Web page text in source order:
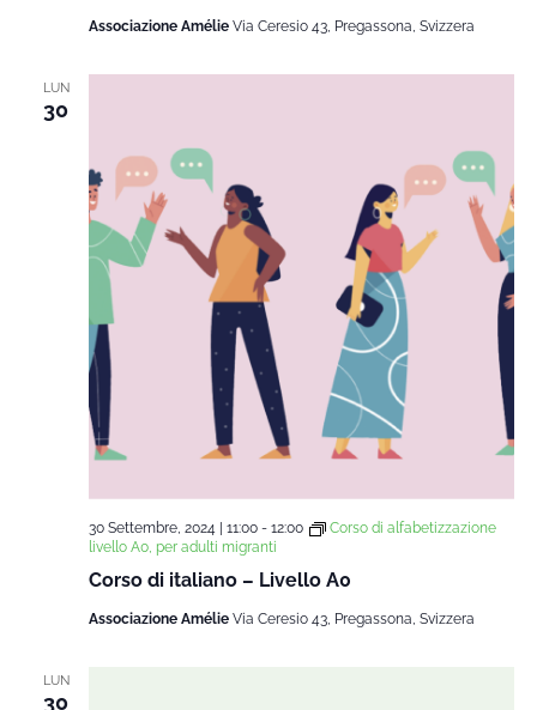
Associazione Amélie Via Ceresio 43, Pregassona, Svizzera
LUN
30
Corso di italiano – Livello A0
30 Settembre, 2024 | 11:00- 12:00
Corso di alfabetizzazione
livello A0, per adulti migranti
Associazione Amélie Via Ceresio 43, Pregassona, Svizzera
LUN
30